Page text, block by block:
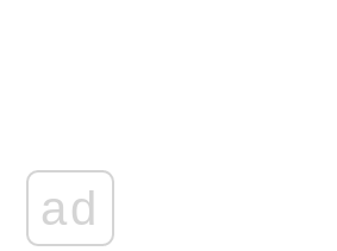
ad